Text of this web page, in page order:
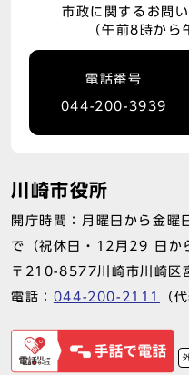
市政に関するお問
（午前8時か
電話番号
044-200-3939
川崎市役所
開庁時間：月曜日から金
で（祝休日・12月29 日か
〒210-8577川崎市川崎区
電話： 044-200-2111 （